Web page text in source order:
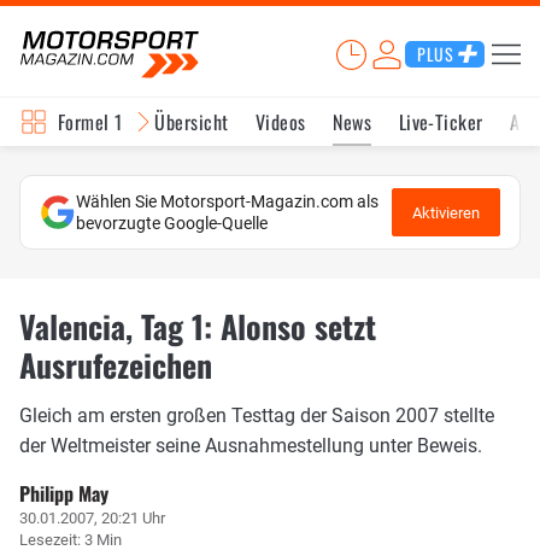
PLUS
Formel 1 Übersicht Videos News Live-Ticker
Wählen Sie Motorsport-Magazin.com als
bevorzugte Google-Quelle
Aktivieren
Valencia, Tag 1: Alonso setzt
Ausrufezeichen
Gleich am ersten großen Testtag der Saison 2007 stellte
der Weltmeister seine Ausnahmestellung unter Beweis.
Philipp May
30.01.2007, 20:21 Uhr
Lesezeit: 3 Min